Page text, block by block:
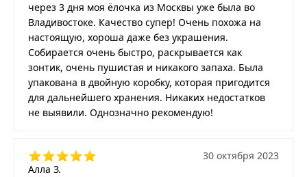
через 3 дня моя ёлочка из Москвы уже была во
Владивостоке. Качество супер! Очень похожа на
настоящую, хороша даже без украшения.
Собирается очень быстро, раскрывается как
зонтик, очень пушистая и никакого запаха. Была
упакована в двойную коробку, которая пригодится
для дальнейшего хранения. Никаких недостатков
не выявили. Однозначно рекомендую!
Алла З.
30 октября 2023